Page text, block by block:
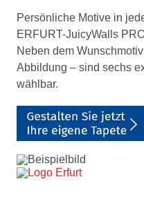
Persönliche Motive in
ERFURT-JuicyWalls
Neben dem
Abbildung – sind sechs
wählbar.